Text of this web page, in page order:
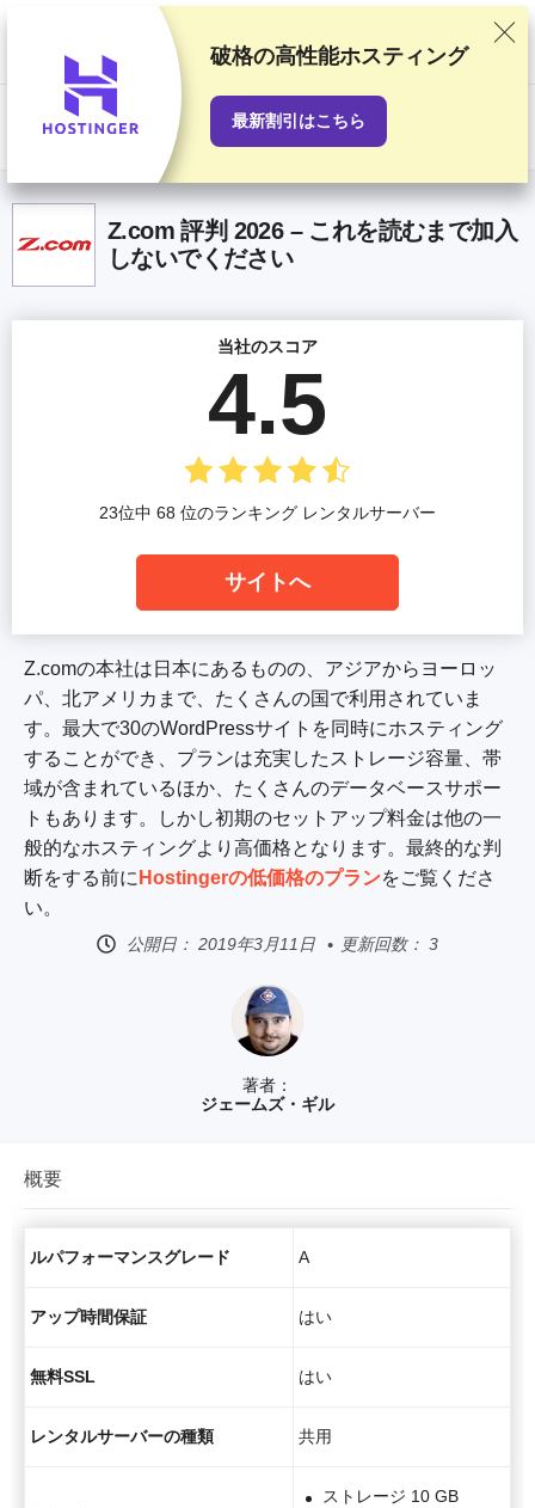
当サイトでは徹底した検証と調査をもとにおすすめランキングを作成し
ていますが、読者の皆さまからのご意見やプロバイダとの商業契約も考
慮しています。このページにはアフィリエイトリンクが含まれます。
「広告に関する情報開示」
Z.com 評判 2026 – これを読むまで加入
しないでください
著者：
ジェームズ・ギル
Z.comの本社は日本にあるものの、アジアからヨーロッ
パ、北アメリカまで、たくさんの国で利用されていま
す。最大で30のWordPressサイトを同時にホスティング
することができ、プランは充実したストレージ容量、帯
域が含まれているほか、たくさんのデータベースサポー
トもあります。しかし初期のセットアップ料金は他の一
般的なホスティングより高価格となります。最終的な判
断をする前に Hostingerの低価格のプランをご覧くださ
い。
公開日： 2019年3月11日 更新回数： 3
当社のスコア
4.5
23位中 68 位のランキング レンタルサーバー
サイトへ
概要
ルパフォーマンスグレード A
アップ時間保証 はい
無料SSL はい
レンタルサーバーの種類 共用
ストレージ 10 GB
破格の高性能ホスティング
最新割引はこちら